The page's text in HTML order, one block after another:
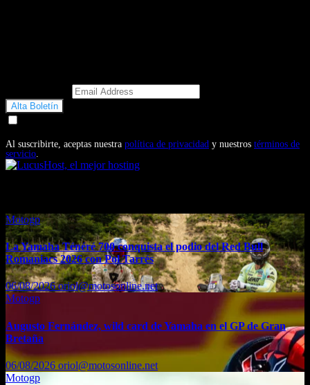
Al suscribirte, aceptas nuestra política de privacidad y nuestros términos de
servicio.
Motogp
La Yamaha Ténéré 700 conquista el podio del Red Bull
Romaniacs 2026 con Pol Tarrés
06/08/2026oriol@motosonline.net
Motogp
Augusto Fernández, wild card de Yamaha en el GP de Gran
Bretaña
06/08/2026 oriol@motosonline.net
Motogp